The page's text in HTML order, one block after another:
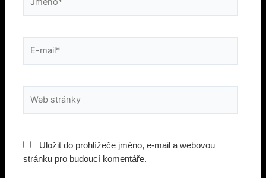
mail*
stránky
Uložit do prohlížeče jméno, e-mail a webovou
stránku pro budoucí komentáře.